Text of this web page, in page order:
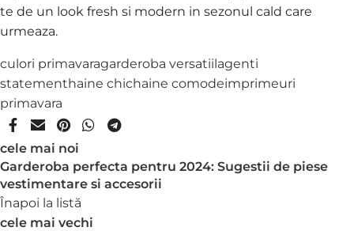
te de un look fresh si modern in sezonul cald care
urmeaza.
culori primavaragarderoba versatiilagenti
statementhaine chichaine comodeimprimeuri
primavara
cele mai noi
Garderoba perfecta pentru 2024: Sugestii de piese
vestimentare si accesorii
Înapoi la listă
cele mai vechi